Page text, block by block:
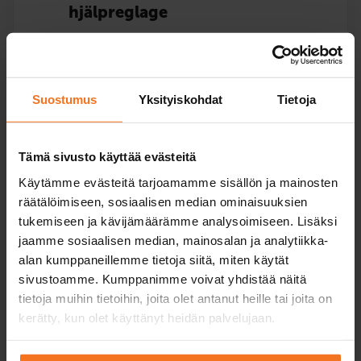
Suostumus Yksityiskohdat Tietoja
Tämä sivusto käyttää evästeitä
Käytämme evästeitä tarjoamamme sisällön ja mainosten
räätälöimiseen, sosiaalisen median ominaisuuksien
tukemiseen ja kävijämäärämme analysoimiseen. Lisäksi
jaamme sosiaalisen median, mainosalan ja analytiikka-
alan kumppaneillemme tietoja siitä, miten käytät
sivustoamme. Kumppanimme voivat yhdistää näitä
tietoja muihin tietoihin, joita olet antanut heille tai joita on
kerätty, kun olet käyttänyt heidän palvelujaan.
hjälpreglage
139€
Körlektion i bil med hjälpreglage.
Les mer
Bedömning av hjälpreglage